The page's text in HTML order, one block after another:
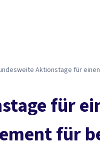
Aktionstage für
für
für